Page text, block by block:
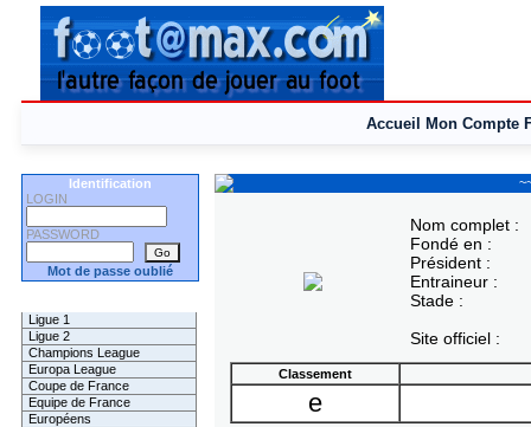
Accueil Mon Compte
Identification
LOGIN
PASSWORD
Mot de passe oublié
Ligue 1
Ligue 2
Champions League
Europa League
Coupe de France
Equipe de France
Européens
Nom complet :
Fondé en :
Président :
Entraineur :
Stade :
Site officiel :
Classement
e